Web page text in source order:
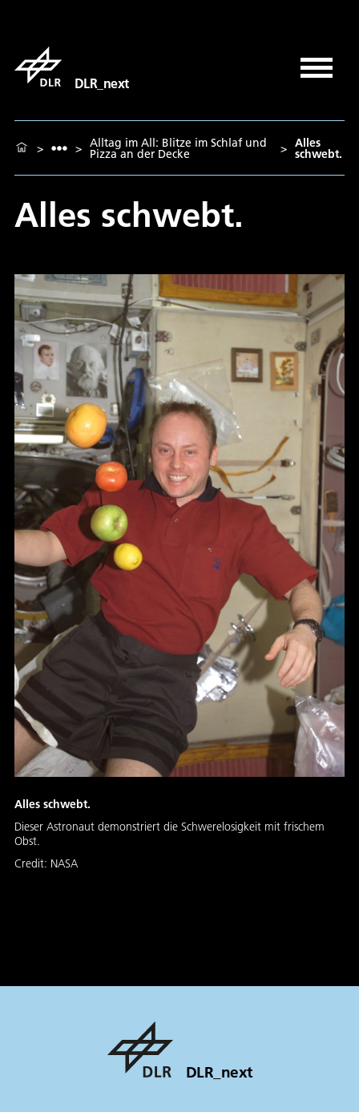
DLR_next
> > Alltag im All: Blitze im Schlaf und
Pizza an der Decke > Alles
schwebt.
Alles schwebt.
Alles schwebt.
Dieser Astronaut demonstriert die Schwerelosigkeit mit frischem
Obst.
Credit: NASA
DLR_next